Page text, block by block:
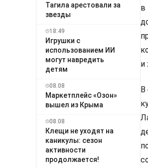
Тагила арестовали за
звезды
18:49
Игрушки с
использованием ИИ
могут навредить
детям
08.08
Маркетплейс «Озон»
вышел из Крыма
08.08
Клещи не уходят на
каникулы: сезон
активности
продолжается!
в
и
В